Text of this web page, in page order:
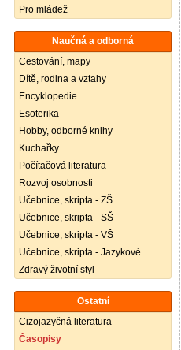
Pro mládež
Naučná a odborná
Cestování, mapy
Dítě, rodina a vztahy
Encyklopedie
Esoterika
Hobby, odborné knihy
Kuchařky
Počítačová literatura
Rozvoj osobnosti
Učebnice, skripta - ZŠ
Učebnice, skripta - SŠ
Učebnice, skripta - VŠ
Učebnice, skripta - Jazykové
Zdravý životní styl
Ostatní
Cizojazyčná literatura
Časopisy